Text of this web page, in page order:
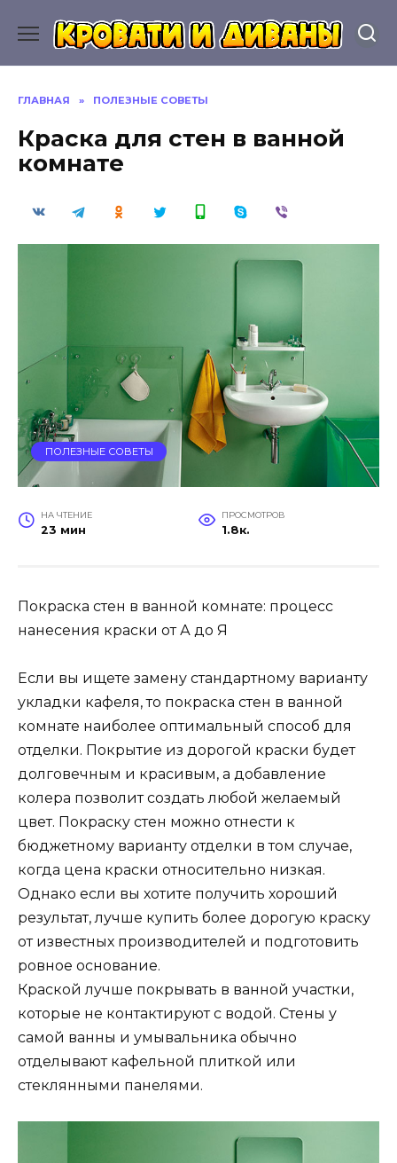
содержанию
ГЛАВНАЯ » ПОЛЕЗНЫЕ СОВЕТЫ
Краска для стен в ванной
комнате
ПОЛЕЗНЫЕ СОВЕТЫ
НА ЧТЕНИЕ
23 мин
ПРОСМОТРОВ
1.8к.
Покраска стен в ванной комнате: процесс
нанесения краски от А до Я
Если вы ищете замену стандартному варианту
укладки кафеля, то покраска стен в ванной
комнате наиболее оптимальный способ для
отделки. Покрытие из дорогой краски будет
долговечным и красивым, а добавление
колера позволит создать любой желаемый
цвет. Покраску стен можно отнести к
бюджетному варианту отделки в том случае,
когда цена краски относительно низкая.
Однако если вы хотите получить хороший
результат, лучше купить более дорогую краску
от известных производителей и подготовить
ровное основание.
Краской лучше покрывать в ванной участки,
которые не контактируют с водой. Стены у
самой ванны и умывальника обычно
отделывают кафельной плиткой или
стеклянными панелями.